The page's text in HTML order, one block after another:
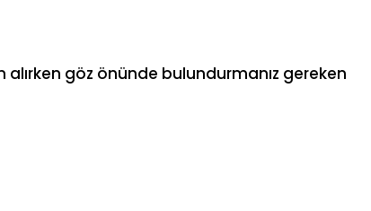
göz önünde bulundurmanız gereken